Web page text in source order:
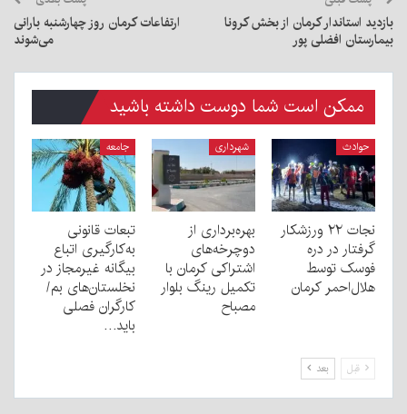
بازدید استاندار کرمان از بخش کرونا
بیمارستان افضلی پور
ارتفاعات کرمان روز چهارشنبه بارانی
می‌شوند
ممکن است شما دوست داشته باشید
حوادث
نجات ۲۲ ورزشکار
گرفتار در دره
فوسک توسط
هلال‌احمر کرمان
شهرداری
بهره‌برداری از
دوچرخه‌های
اشتراکی کرمان با
تکمیل رینگ بلوار
مصباح
جامعه
تبعات قانونی
به‌کارگیری اتباع
بیگانه غیرمجاز در
نخلستان‌های بم/
کارگران فصلی
باید…
قبل بعد